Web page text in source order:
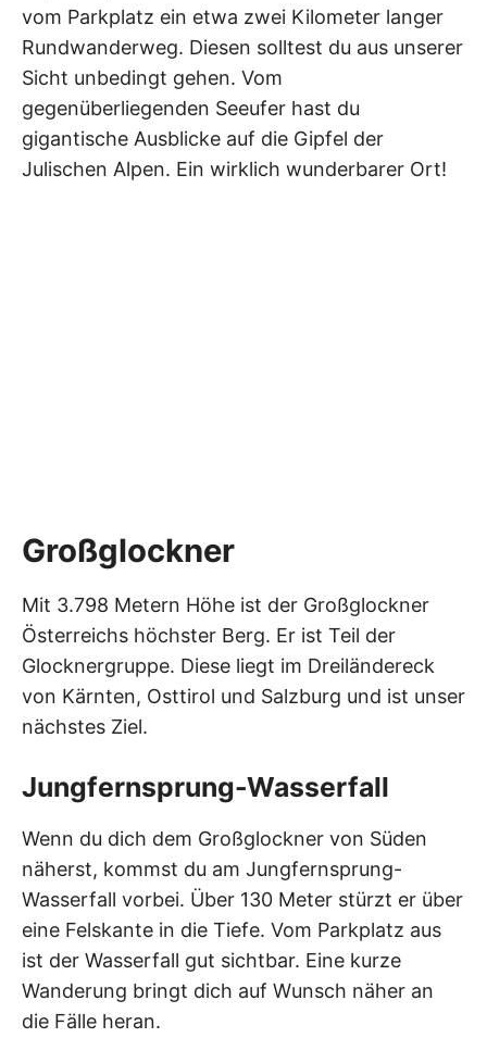
vom Parkplatz ein etwa zwei Kilometer langer
Rundwanderweg. Diesen solltest du aus unserer
Sicht unbedingt gehen. Vom
gegenüberliegenden Seeufer hast du
gigantische Ausblicke auf die Gipfel der
Julischen Alpen. Ein wirklich wunderbarer Ort!
Großglockner
Mit 3.798 Metern Höhe ist der Großglockner
Österreichs höchster Berg. Er ist Teil der
Glocknergruppe. Diese liegt im Dreiländereck
von Kärnten, Osttirol und Salzburg und ist unser
nächstes Ziel.
Jungfernsprung-Wasserfall
Wenn du dich dem Großglockner von Süden
näherst, kommst du am Jungfernsprung-
Wasserfall vorbei. Über 130 Meter stürzt er über
eine Felskante in die Tiefe. Vom Parkplatz aus
ist der Wasserfall gut sichtbar. Eine kurze
Wanderung bringt dich auf Wunsch näher an
die Fälle heran.